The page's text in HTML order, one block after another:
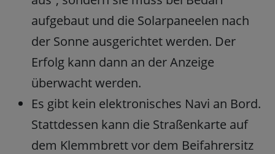
aufgebaut und die Solarpaneelen nach
der Sonne ausgerichtet werden. Der
Erfolg kann dann an der Anzeige
überwacht werden.
Es gibt kein elektronisches Navi an Bord.
Stattdessen kann die Straßenkarte auf
dem Klemmbrett vor dem Beifahrersitz